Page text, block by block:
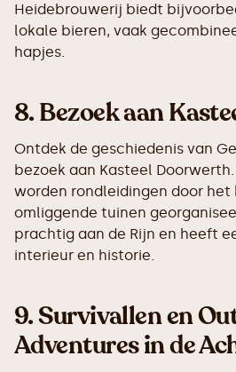
Heidebrouwerij biedt
lokale bieren, vaak
hapjes.
8.Bezoek aan
Ontdek de geschiedenis van
bezoek aan Kasteel
worden rondleidingen door het
omliggende tuinen
prachtig aan de Rijn en heeft
interieur en historie.
9.Survivallen en
Adventures in de